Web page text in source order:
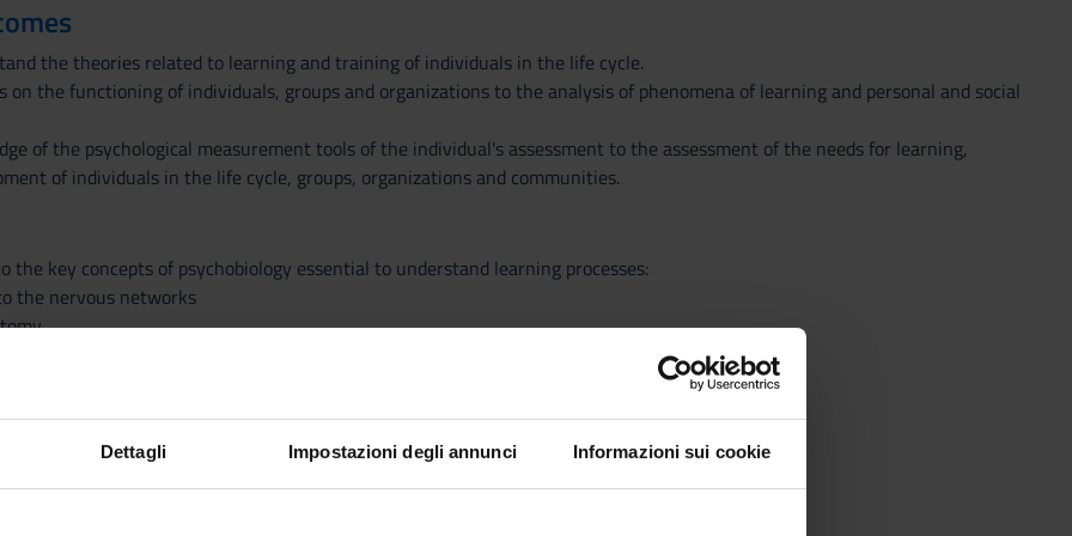
Dettagli Impostazioni degli annunci Informazioni sui cookie
the theories related to learning and training of individuals in the life cycle.
on the functioning of individuals, groups and organizations to the analysis of phenomena of learning and personal and social
of the psychological measurement tools of the individual's assessment to the assessment of the needs for learning,
of individuals in the life cycle, groups, organizations and communities.
the key concepts of psychobiology essential to understand learning processes:
the nervous networks
networks
brain development
of external events
on external events